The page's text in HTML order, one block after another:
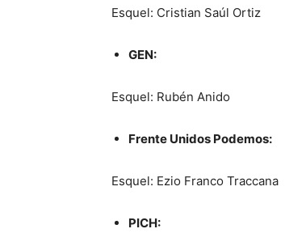
Esquel: Cristian Saúl Ortiz
GEN:
Esquel: Rubén Anido
Frente Unidos Podemos:
Esquel: Ezio Franco Traccana
PICH: